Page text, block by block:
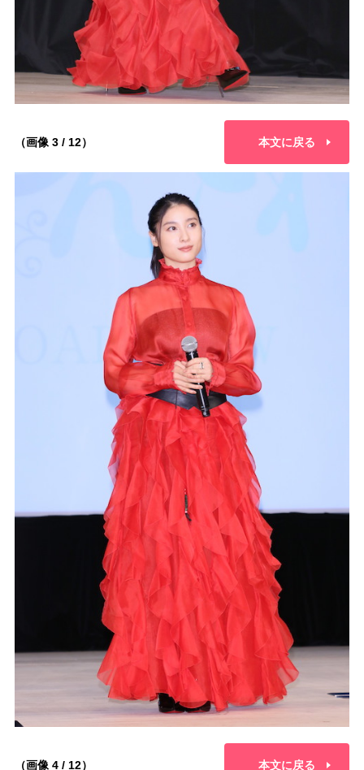
（画像 3 / 12） 本文に戻る
（画像 4 / 12） 本文に戻る